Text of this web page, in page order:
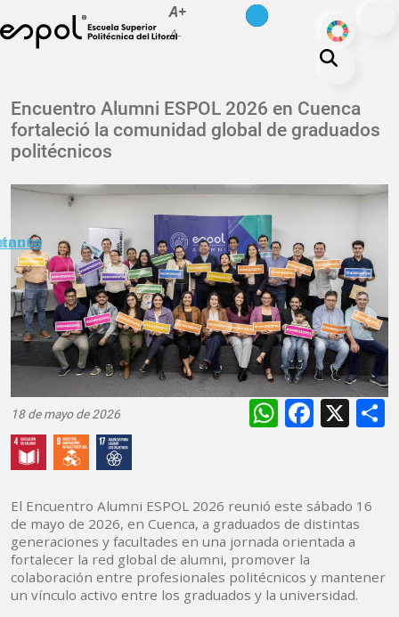
Pasar al contenido principal
A+
A-
ODS
La ESPOL
Educación
Vida politécnica
Investigación
Nuestra Huella
Transparencia
Encuentro Alumni ESPOL 2026 en Cuenca
fortaleció la comunidad global de graduados
politécnicos
18 de mayo de 2026 X
El Encuentro Alumni ESPOL 2026 reunió este sábado 16
de mayo de 2026, en Cuenca, a graduados de distintas
generaciones y facultades en una jornada orientada a
fortalecer la red global de alumni, promover la
colaboración entre profesionales politécnicos y mantener
un vínculo activo entre los graduados y la universidad.